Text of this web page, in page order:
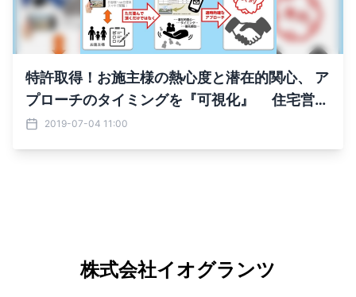
特許取得！お施主様の熱心度と潜在的関心、 ア
プローチのタイミングを『可視化』 住宅営業
効率を高めるクラウド型VRサービス「EOPAN
2019-07-04 11:00
株式会社イオグランツ